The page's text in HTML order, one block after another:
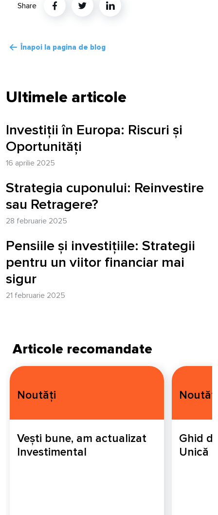
Share TwitterLinkedin
Înapoi la pagina de blog
Ultimele articole
Investiții în Europa: Riscuri și
Oportunități
16 aprilie 2025
Strategia cuponului: Reinvestire
sau Retragere?
28 februarie 2025
Pensiile și investițiile: Strategii
pentru un viitor financiar mai
sigur
21 februarie 2025
Articole recomandate
Noutăți
Vești bune, am actualizat
Investimental
Noutăți
Ghid
Unică